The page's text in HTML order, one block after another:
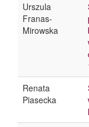
Urszula
Franas-
Mirowska
Renata
Piasecka